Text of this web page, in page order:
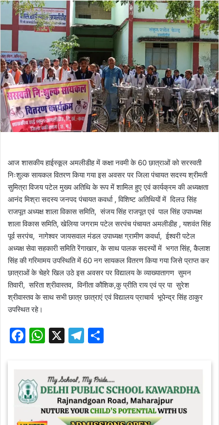
आज शासकीय हाईस्कूल अमलीडीह में कक्षा नवमी के 60 छात्राओं को सरस्वती
निःशुल्क सायकल वितरण किया गया इस अवसर पर जिला पंचायत सदस्य श्रीमती
सुमित्रा विजय पटेल मुख्य अतिथि के रूप में शामिल हुए एवं कार्यक्रम की अध्यक्षता
आनंद मिश्रा सदस्य जनपद पंचायत कवर्धा , विशिष्ट अतिथियों में दिलउ सिंह
राजपूत अध्यक्ष शाला विकास समिति, संजय सिंह राजपूत एवं पाल सिंह उपाध्यक्ष
शाला विकास समिति, खेलिया जगराम पटेल सरपंच पंचायत अमलीडीह , यशवंत सिंह
पूर्व सरपंच, नागेश्वर जायसवाल मंडल उपाध्यक्ष ग्रामीण कवर्धा, ईश्वरी पटेल
अध्यक्ष सेवा सहकारी समिति रेंगाखार, के साथ पालक सदस्यों में भगत सिंह, कैलाश
सिंह की गरिमामय उपस्थिति में 60 नग सायकल वितरण किया गया जिसे प्राप्त कर
छात्राओं के चेहरे खिल उठे इस अवसर पर विद्यालय के व्याख्यातागण सुमन
तिवारी, सरिता श्रीवास्तव, विनीता कौशिक,कु प्रीति राय एवं प्र पा सुरेश
श्रीवास्तव के साथ सभी छात्र छात्राएं एवं विद्यालय प्राचार्य भूपेन्द्र सिंह ठाकुर
उपस्थित रहे।
F
e
b
W
s
A
p
X
T
gr
a
m
e